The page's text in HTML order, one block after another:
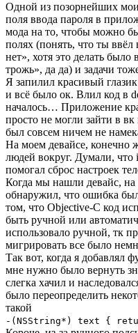
Одной из позорнейших
поля ввода пароля в
мода на то, чтобы можно
полях (понять, что ты
нет», хотя это делать
трожь», да да) и задачи
Я запилил красивый
и всё было ок. Влил код в
началось… Приложение
просто не могли зайти в
был совсем ничем не
На моем девайсе, конечно
людей вокруг. Думали, что
помогал сброс настроек
Когда мы нашли девайс, на
обнаружил, что ошибка
том, что Objective-C код
быть ручной или
использовало ручной, тк
мигрировать все было
Так вот, когда я добавлял
мне нужно было вернуть
слегка хачил и
было переопределить
такой
-(NSString*) text {